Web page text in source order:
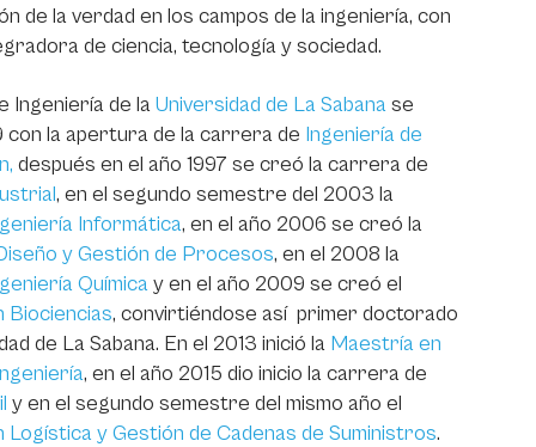
de la verdad en los campos de la ingeniería, con
de ciencia, tecnología y sociedad.
Ingeniería de laUniversidad de La Sabanase
con la apertura de la carrera de Ingeniería de
después en el año 1997 se creó la carrera de
, en el segundo semestre del 2003 la
Informática, en el año 2006 se creó la
y Gestión de Procesos, en el 2008 la
Químicay en el año 2009 se creó el
Biociencias, convirtiéndose así primer doctorado
de La Sabana. En el 2013 inició la Maestría en
, en el año 2015 dio inicio la carrera de
y en el segundo semestre del mismo año el
Logística y Gestión de Cadenas de Suministros.